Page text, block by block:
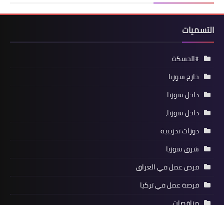
التسميات
#الحسكة
خارج سوريا
داخل سوريا
داخل سوريا،
دورات تدريبية
شرق سوريا
فرص عمل في العراق
فرصة عمل في تركيا